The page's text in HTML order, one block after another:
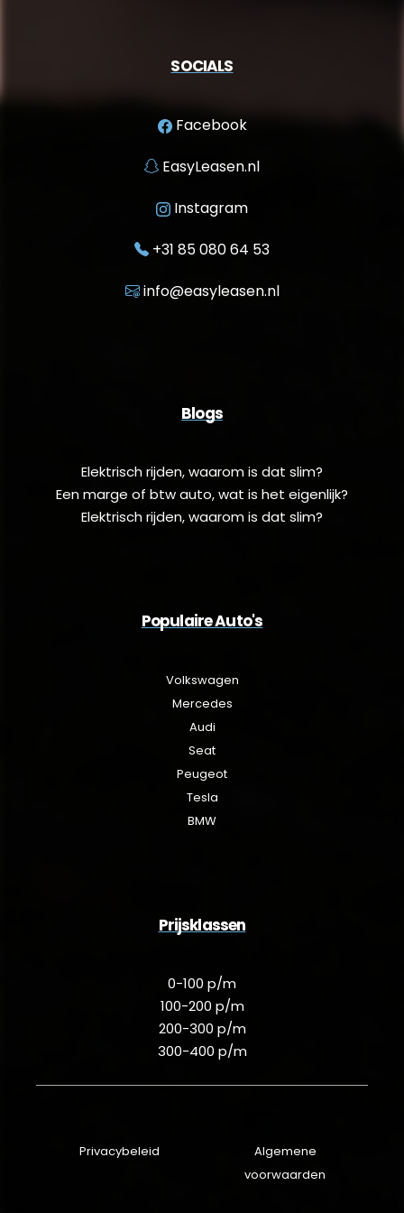
SOCIALS
Facebook
EasyLeasen.nl
Instagram
+31 85 080 64 53
info@easyleasen.nl
Blogs
Elektrisch rijden, waarom is dat slim?
Een marge of btw auto, wat is het eigenlijk?
Elektrisch rijden, waarom is dat slim?
Populaire Auto's
Volkswagen
Mercedes
Audi
Seat
Peugeot
Tesla
BMW
Prijsklassen
0-100 p/m
100-200 p/m
200-300 p/m
300-400 p/m
Privacybeleid
Algemene
voorwaarden